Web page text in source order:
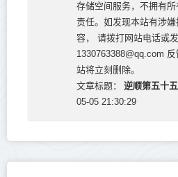
存储空间服务，不拥有
责任。如发现本站有涉
容， 请拨打网站电话或
1330763388@qq.com
站将立刻删除。
文章标题：
逆顺第五十
05-05 21:30:29